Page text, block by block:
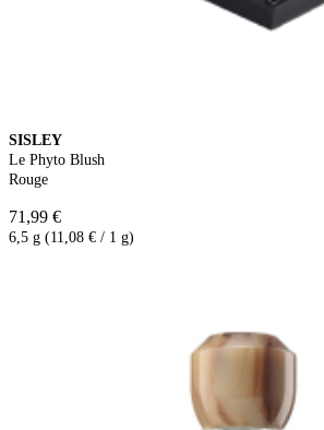
SISLEY
Le Phyto Blush
Rouge
71,99 €
6,5 g (11,08 € / 1 g)